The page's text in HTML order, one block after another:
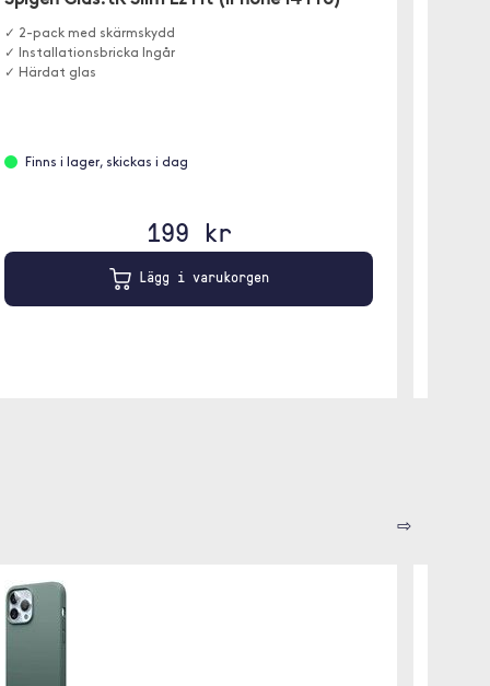
✓ 2-pack med skärmskydd
✓ Installationsbricka Ingår
✓ Härdat glas
Finns i lager, skickas i dag
199 kr
Lägg i varukorgen
⇨